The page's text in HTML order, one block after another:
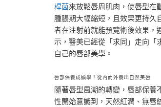
桿菌來放鬆唇周肌肉，使唇型在
腫脹期大幅縮短，且效果更持久
者在注射前就能預覽術後效果，
示，醫美已經從「求同」走向
自己的唇部美學。
唇部保養成顯學！從內而外養出自然美唇
隨著唇型風潮的轉變，唇部保
性開始意識到，天然紅潤、無唇